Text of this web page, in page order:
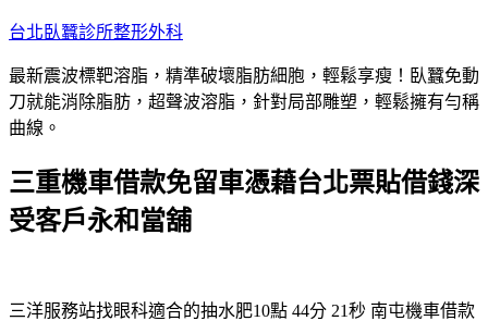
跳
主
要
內
台北臥蠶診所整形外科
最新震波標靶溶脂，精準破壞脂肪細胞，輕鬆享瘦！臥蠶免動
刀就能消除脂肪，超聲波溶脂，針對局部雕塑，輕鬆擁有勻稱
曲線。
三重機車借款免留車憑藉台北票貼借錢深
受客戶永和當舖
三洋服務站找眼科適合的抽水肥10點 44分 21秒 南屯機車借款